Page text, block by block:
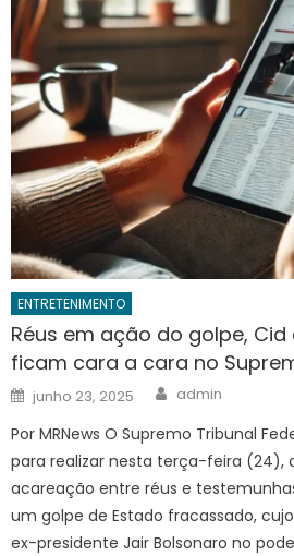
ENTRETENIMENTO
Réus em ação do golpe, Cid
ficam cara a cara no
Posted
on
junho 23, 2025 Author
admin
Por MRNews O Supremo Tribunal
para realizar nesta terça-feira (24),
acareação entre réus e
um golpe de Estado fracassado,
ex-presidente Jair Bolsonaro no